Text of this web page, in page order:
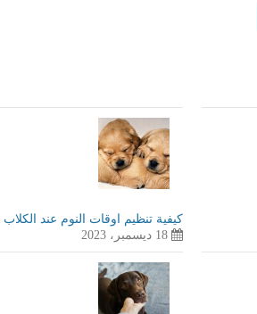
كيفية تنظيم اوقات النوم عند الكلاب
18 ديسمبر، 2023